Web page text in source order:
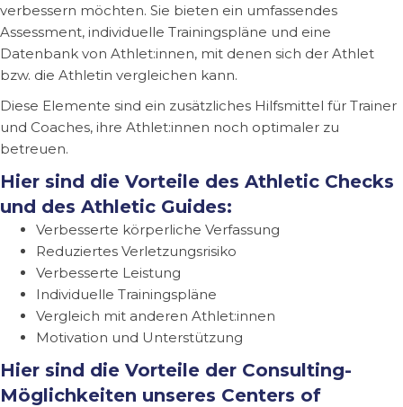
verbessern möchten. Sie bieten ein umfassendes
Assessment, individuelle Trainingspläne und eine
Datenbank von Athlet:innen, mit denen sich der Athlet
bzw. die Athletin vergleichen kann.
Diese Elemente sind ein zusätzliches Hilfsmittel für Trainer
und Coaches, ihre Athlet:innen noch optimaler zu
betreuen.
Hier sind die Vorteile des Athletic Checks
und des Athletic Guides:
Verbesserte körperliche Verfassung
Reduziertes Verletzungsrisiko
Verbesserte Leistung
Individuelle Trainingspläne
Vergleich mit anderen Athlet:innen
Motivation und Unterstützung
Hier sind die Vorteile der Consulting-
Möglichkeiten unseres Centers of